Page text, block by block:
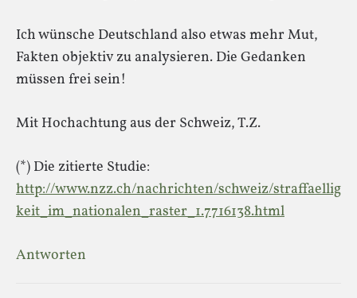
Ich wünsche Deutschland also etwas mehr Mut,
Fakten objektiv zu analysieren. Die Gedanken
müssen frei sein!
Mit Hochachtung aus der Schweiz, T.Z.
(*) Die zitierte Studie:
http://www.nzz.ch/nachrichten/schweiz/straffaellig
keit_im_nationalen_raster_1.7716138.html
Antworten